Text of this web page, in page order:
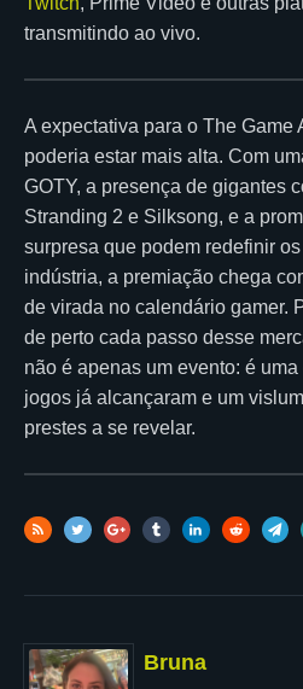
transmitindo ao vivo.
A expectativa para o The Game
poderia estar mais alta. Com
GOTY, a presença de gigantes
Stranding 2 e Silksong, e a
surpresa que podem redefinir
indústria, a premiação chega
de virada no calendário gamer.
de perto cada passo desse
não é apenas um evento: é
jogos já alcançaram e um
prestes a se revelar.
Bruna